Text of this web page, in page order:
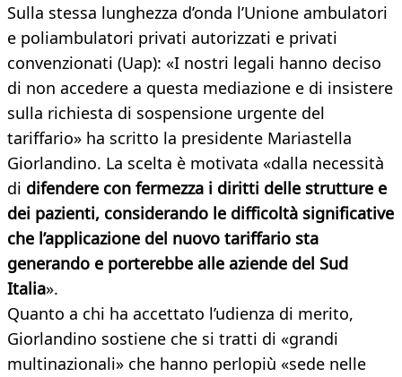
Sulla stessa lunghezza d’onda l’Unione ambulatori
e poliambulatori privati autorizzati e privati
convenzionati (Uap): «I nostri legali hanno deciso
di non accedere a questa mediazione e di insistere
sulla richiesta di sospensione urgente del
tariffario» ha scritto la presidente Mariastella
Giorlandino. La scelta è motivata «dalla necessità
di difendere con fermezza i diritti delle strutture e
dei pazienti, considerando le difficoltà significative
che l’applicazione del nuovo tariffario sta
generando e porterebbe alle aziende del Sud
Italia».
Quanto a chi ha accettato l’udienza di merito,
Giorlandino sostiene che si tratti di «grandi
multinazionali» che hanno perlopiù «sede nelle